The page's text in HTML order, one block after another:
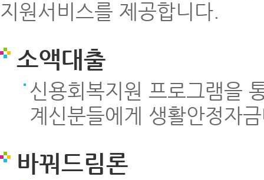
지원서비스를 제공합니다.
소액대출
신용회복지원 프로그램을
계신분들에게 생활안정자
바꿔드림론